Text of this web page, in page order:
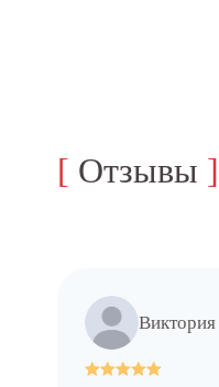
[ Отзывы ]
Виктория